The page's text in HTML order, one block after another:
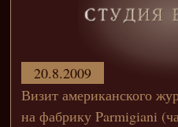
Визит американского
на фабрику Parmigiani
20.8.2009